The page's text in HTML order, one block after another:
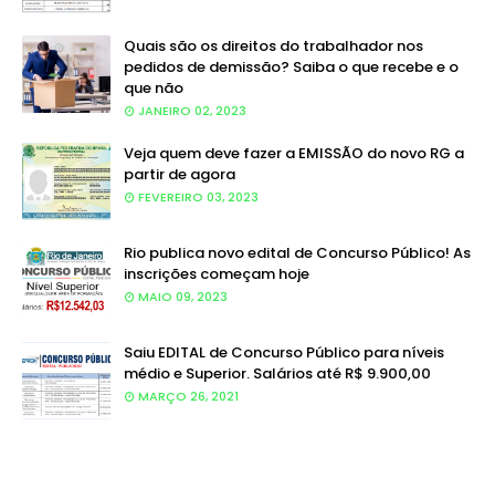
Quais são os direitos do trabalhador nos
pedidos de demissão? Saiba o que recebe e o
que não
JANEIRO 02, 2023
Veja quem deve fazer a EMISSÃO do novo RG a
partir de agora
FEVEREIRO 03, 2023
Rio publica novo edital de Concurso Público! As
inscrições começam hoje
MAIO 09, 2023
Saiu EDITAL de Concurso Público para níveis
médio e Superior. Salários até R$ 9.900,00
MARÇO 26, 2021